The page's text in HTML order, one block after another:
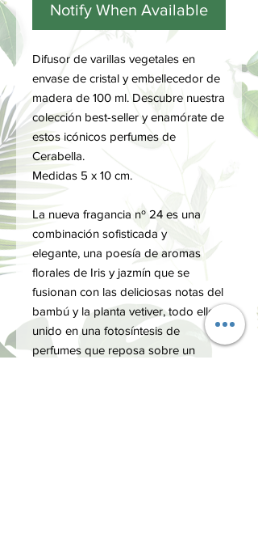
Notify When Available
Difusor de varillas vegetales en
envase de cristal y embellecedor de
madera de 100 ml. Descubre nuestra
colección best-seller y enamórate de
estos icónicos perfumes de
Cerabella.
Medidas 5 x 10 cm.
La nueva fragancia nº 24 es una
combinación sofisticada y
elegante, una poesía de aromas
florales de Iris y jazmín que se
fusionan con las deliciosas notas del
bambú y la planta vetiver, todo ello
unido en una fotosíntesis de
perfumes que reposa sobre un